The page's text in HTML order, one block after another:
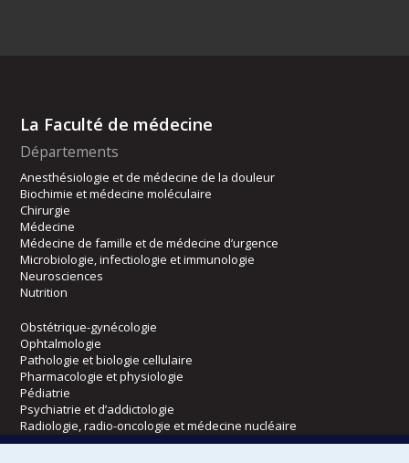
La Faculté de médecine
Départements
Anesthésiologie et de médecine de la douleur
Biochimie et médecine moléculaire
Chirurgie
Médecine
Médecine de famille et de médecine d’urgence
Microbiologie, infectiologie et immunologie
Neurosciences
Nutrition
Obstétrique-gynécologie
Ophtalmologie
Pathologie et biologie cellulaire
Pharmacologie et physiologie
Pédiatrie
Psychiatrie et d’addictologie
Radiologie, radio-oncologie et médecine nucléaire